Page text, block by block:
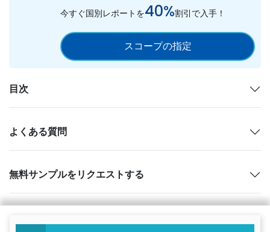
今すぐ国別レポートを40%割引で入手！
スコープの指定
目次
よくある質問
無料サンプルをリクエストする